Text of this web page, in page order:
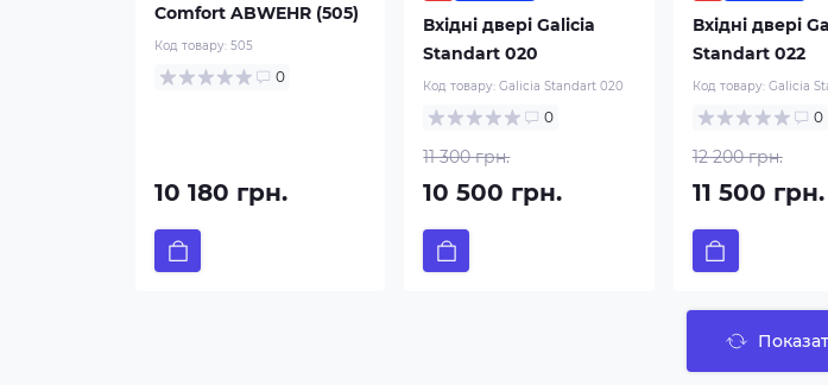
Comfort ABWEHR (505)
Код товару: 505
0
10 180 грн.
Вхідні двері Galicia
Standart 020
Код товару:Galicia Standart 020
0
11 300 грн.
10 500 грн.
Вхідні двері
Standart 022
Код товару: Galicia
0
12 200 грн.
11 500 грн.